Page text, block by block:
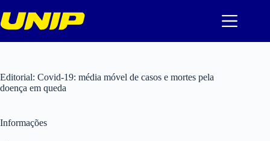
para
o
Editorial: Covid-19: média móvel de casos e mortes pela
doença em queda
Informações